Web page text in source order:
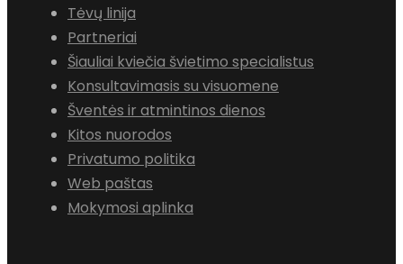
Tėvų linija
Partneriai
Šiauliai kviečia švietimo specialistus
Konsultavimasis su visuomene
Šventės ir atmintinos dienos
Kitos nuorodos
Privatumo politika
Web paštas
Mokymosi aplinka